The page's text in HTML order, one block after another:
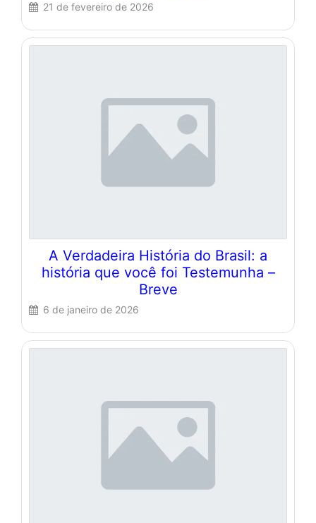
21 de fevereiro de 2026
A Verdadeira História do Brasil: a
história que você foi Testemunha –
Breve
6 de janeiro de 2026